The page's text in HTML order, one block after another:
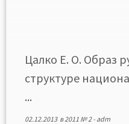
Цалко Е. О. Образ
структуре
...
02.12.2013в2011 № 2- adm